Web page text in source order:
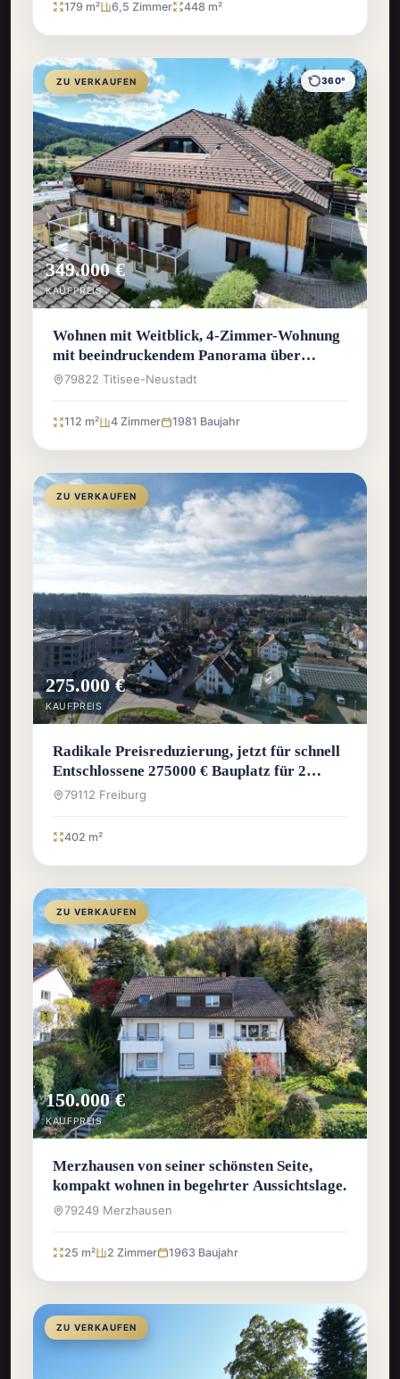
179 m² 6,5 Zimmer 448 m²
ZU VERKAUFEN 360°
349.000 €
KAUFPREIS
Wohnen mit Weitblick, 4-Zimmer-Wohnung
mit beeindruckendem Panorama über
Titisee-Neustadt
79822 Titisee-Neustadt
112 m² 4 Zimmer 1981 Baujahr
ZU VERKAUFEN
275.000 €
KAUFPREIS
Radikale Preisreduzierung, jetzt für schnell
Entschlossene 275000 € Bauplatz für 2
Häuser
79112 Freiburg
402 m²
ZU VERKAUFEN
150.000 €
KAUFPREIS
Merzhausen von seiner schönsten Seite,
kompakt wohnen in begehrter Aussichtslage.
79249 Merzhausen
25 m² 2 Zimmer 1963 Baujahr
ZU VERKAUFEN